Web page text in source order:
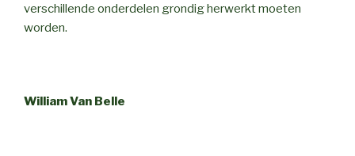
verschillende onderdelen grondig herwerkt moeten
worden.
William Van Belle